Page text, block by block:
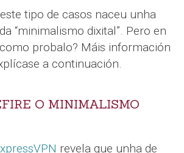
tipo de casos naceu unha
“minimalismo dixital”. Pero en
probalo? Máis información
a continuación.
O MINIMALISMO
revela que unha de